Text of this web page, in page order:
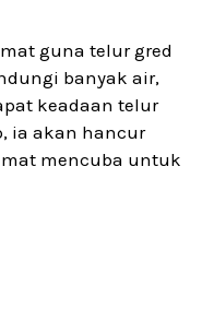
guna telur gred
banyak air,
keadaan telur
ia akan hancur
mencuba untuk